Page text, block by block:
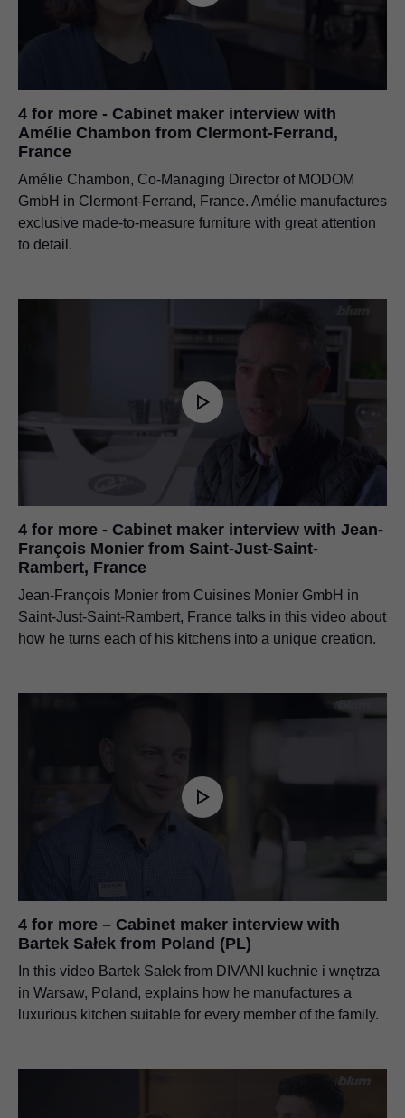
4 for more - Cabinet maker interview with
Amélie Chambon from Clermont-Ferrand,
France
Amélie Chambon, Co-Managing Director of MODOM
GmbH in Clermont-Ferrand, France. Amélie manufactures
exclusive made-to-measure furniture with great attention
to detail.
4 for more - Cabinet maker interview with Jean-
François Monier from Saint-Just-Saint-
Rambert, France
Jean-François Monier from Cuisines Monier GmbH in
Saint-Just-Saint-Rambert, France talks in this video about
how he turns each of his kitchens into a unique creation.
4 for more – Cabinet maker interview with
Bartek Sałek from Poland (PL)
In this video Bartek Sałek from DIVANI kuchnie i wnętrza
in Warsaw, Poland, explains how he manufactures a
luxurious kitchen suitable for every member of the family.